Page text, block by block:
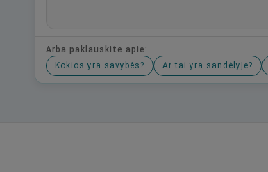
Arba paklauskite apie:
Kokios yra savybės?
Ar tai yra sandėlyje?